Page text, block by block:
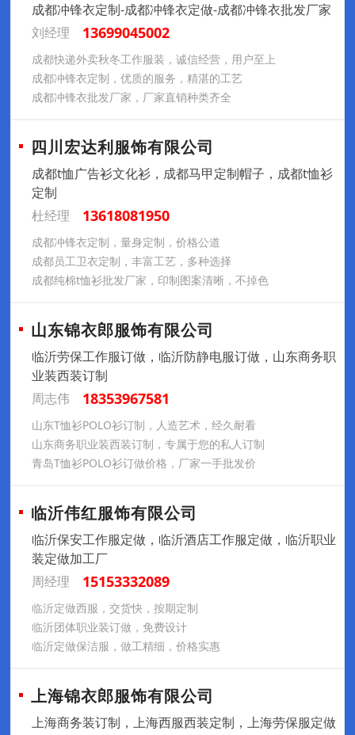
成都冲锋衣定制-成都冲锋衣定做-成都冲锋衣批发厂家
刘经理
13699045002
成都快递外卖秋冬工作服装，诚信经营，用户至上
成都冲锋衣定制，优质的服务，精湛的工艺
成都冲锋衣批发厂家，厂家直销种类齐全
四川宏达利服饰有限公司
成都t恤广告衫文化衫，成都马甲定制帽子，成都t恤衫
定制
杜经理
13618081950
成都冲锋衣定制，量身定制，价格公道
成都员工卫衣定制，丰富工艺，多种选择
成都纯棉t恤衫批发厂家，印制图案清晰，不掉色
山东锦衣郎服饰有限公司
临沂劳保工作服订做，临沂防静电服订做，山东商务职
业装西装订制
周志伟
18353967581
山东T恤衫POLO衫订制，人造艺术，经久耐看
山东商务职业装西装订制，专属于您的私人订制
青岛T恤衫POLO衫订做价格，厂家一手批发价
临沂伟红服饰有限公司
临沂保安工作服定做，临沂酒店工作服定做，临沂职业
装定做加工厂
周经理
15153332089
临沂定做西服，交货快，按期定制
临沂团体职业装订做，免费设计
临沂定做保洁服，做工精细，价格实惠
上海锦衣郎服饰有限公司
上海商务装订制，上海西服西装定制，上海劳保服定做